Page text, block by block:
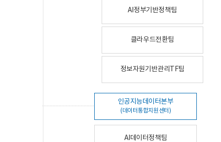
AI정부기반정책팀
클라우드전환팀
정보자원기반관리TF팀
인공지능데이터본부
(데이터통합지원센터)
AI데이터정책팀